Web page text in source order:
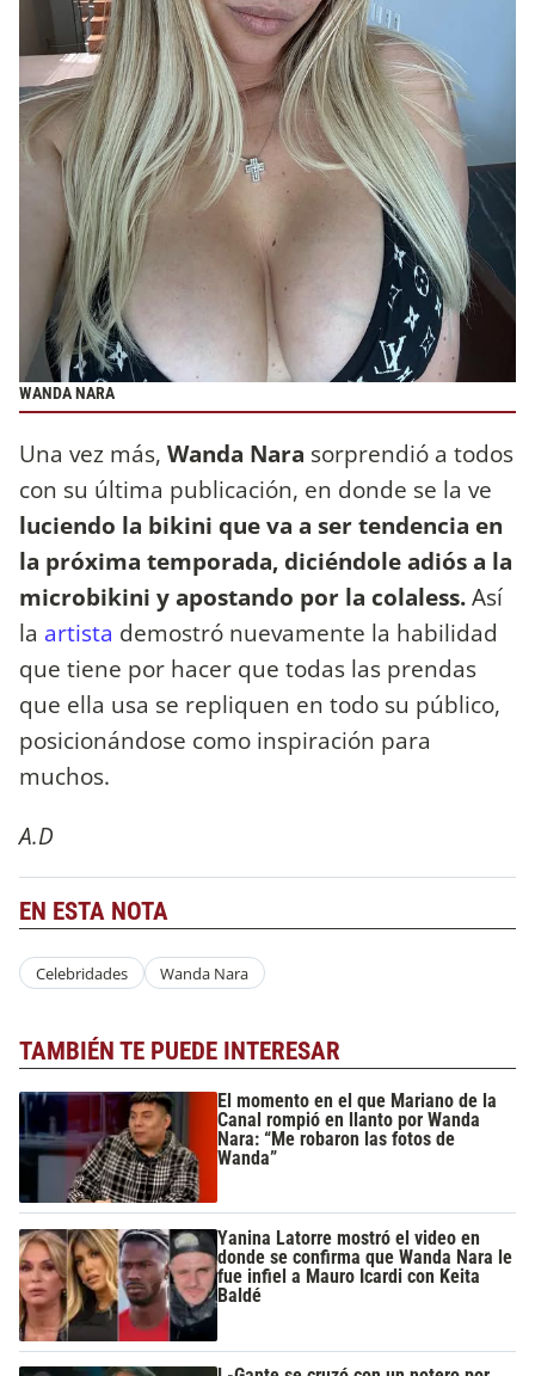
WANDA NARA
Una vez más, Wanda Nara sorprendió a todos
con su última publicación, en donde se la ve
luciendo la bikini que va a ser tendencia en
la próxima temporada, diciéndole adiós a la
microbikini y apostando por la colaless.Así
la artista demostró nuevamente la habilidad
que tiene por hacer que todas las prendas
que ella usa se repliquen en todo su público,
posicionándose como inspiración para
muchos.
A.D
EN ESTA NOTA
Celebridades Wanda Nara
TAMBIÉN TE PUEDE INTERESAR
El momento en el que Mariano de la
Canal rompió en llanto por Wanda
Nara: “Me robaron las fotos de
Wanda”
Yanina Latorre mostró el video en
donde se confirma que Wanda Nara le
fue infiel a Mauro Icardi con Keita
Baldé